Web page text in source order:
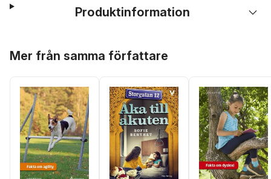
Produktinformation
Mer från samma författare